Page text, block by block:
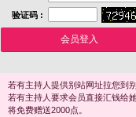
验证码 :
若有主持人提供别站网址拉您到
若有主持人要求会员直接汇钱给
将免费赠送2000点。